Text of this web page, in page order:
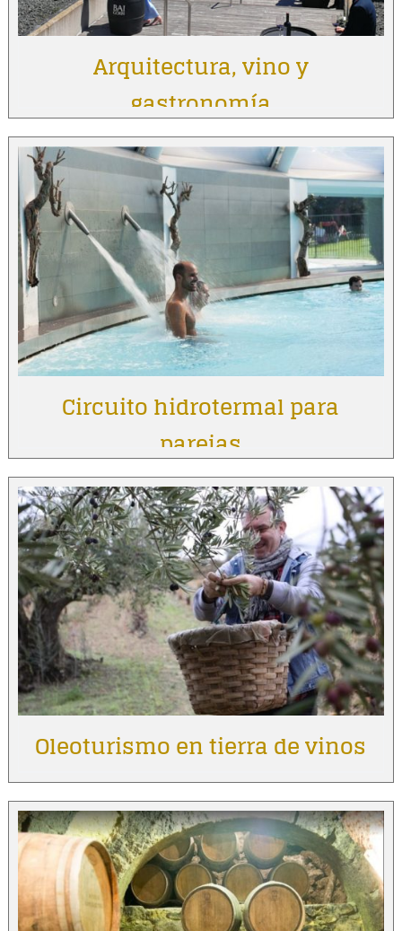
Arquitectura, vino y
gastronomía
Circuito hidrotermal para
parejas
Oleoturismo en tierra de vinos